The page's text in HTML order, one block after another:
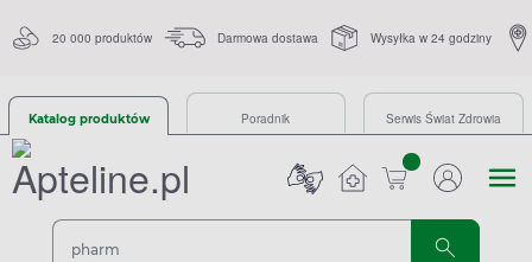
20 000 produktów Darmowa dostawa Wysyłka w 24 godziny
Katalog produktów Poradnik Serwis Świat Zdrowia
sztuk